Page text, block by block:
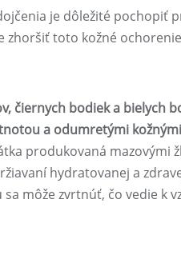
je dôležité pochopiť
zhoršiť toto kožné
čiernych bodiek a bielych
a odumretými
produkovaná mazovými
hydratovanej a
môže zvrtnúť, čo vedie k